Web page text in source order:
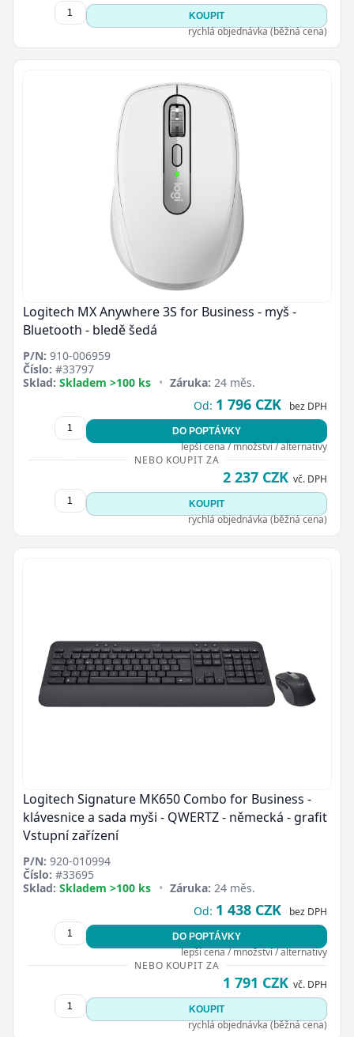
KOUPIT
rychlá objednávka (běžná cena)
Logitech MX Anywhere 3S for Business - myš -
Bluetooth - bledě šedá
P/N: 910-006959
Číslo: #33797
Sklad: Skladem >100 ks • Záruka: 24 měs.
Od: 1 796 CZK bez DPH
DO POPTÁVKY
lepší cena / množství / alternativy
NEBO KOUPIT ZA
2 237 CZK vč. DPH
KOUPIT
rychlá objednávka (běžná cena)
Logitech Signature MK650 Combo for Business -
klávesnice a sada myši - QWERTZ - německá - grafit
Vstupní zařízení
P/N: 920-010994
Číslo: #33695
Sklad: Skladem >100 ks • Záruka: 24 měs.
Od: 1 438 CZK bez DPH
DO POPTÁVKY
lepší cena / množství / alternativy
NEBO KOUPIT ZA
1 791 CZK vč. DPH
KOUPIT
rychlá objednávka (běžná cena)